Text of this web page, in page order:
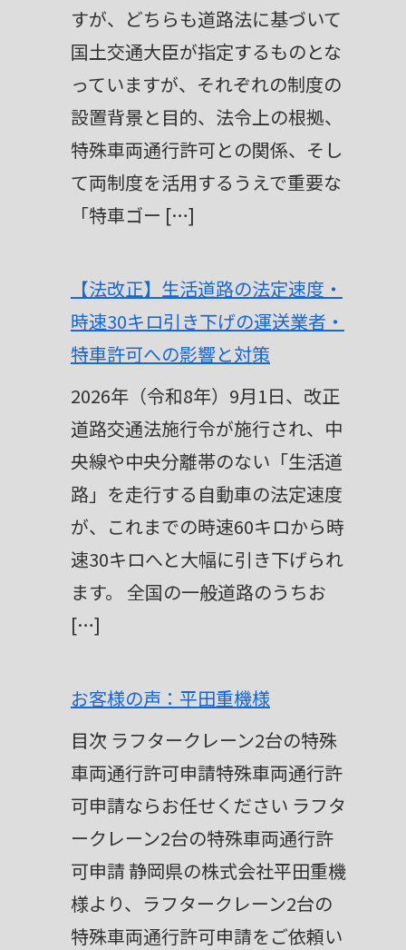
すが、どちらも道路法に基づいて
国土交通大臣が指定するものとな
っていますが、それぞれの制度の
設置背景と目的、法令上の根拠、
特殊車両通行許可との関係、そし
て両制度を活用するうえで重要な
「特車ゴー […]
【法改正】生活道路の法定速度・
時速30キロ引き下げの運送業者・
特車許可への影響と対策
2026年（令和8年）9月1日、改正
道路交通法施行令が施行され、中
央線や中央分離帯のない「生活道
路」を走行する自動車の法定速度
が、これまでの時速60キロから時
速30キロへと大幅に引き下げられ
ます。 全国の一般道路のうちお
[…]
お客様の声：平田重機様
目次 ラフタークレーン2台の特殊
車両通行許可申請特殊車両通行許
可申請ならお任せください ラフタ
ークレーン2台の特殊車両通行許
可申請 静岡県の株式会社平田重機
様より、ラフタークレーン2台の
特殊車両通行許可申請をご依頼い